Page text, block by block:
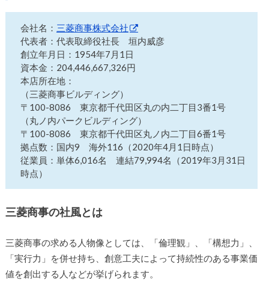
会社名： 三菱商事株式会社
代表者：代表取締役社長 垣内威彦
創立年月日：1954年7月1日
資本金：204,446,667,326円
本店所在地：
（三菱商事ビルディング）
〒100-8086 東京都千代田区丸の内二丁目3番1号
（丸ノ内パークビルディング）
〒100-8086 東京都千代田区丸ノ内二丁目6番1号
拠点数：国内9 海外116（2020年4月1日時点）
従業員：単体6,016名 連結79,994名（2019年3月31日
時点）
三菱商事の社風とは
三菱商事の求める人物像としては、「倫理観」、「構想力」、
「実行力」を併せ持ち、創意工夫によって持続性のある事業価
値を創出する人などが挙げられます。